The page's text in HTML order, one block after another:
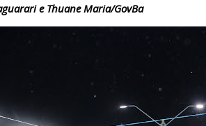
e Thuane Maria/GovBa